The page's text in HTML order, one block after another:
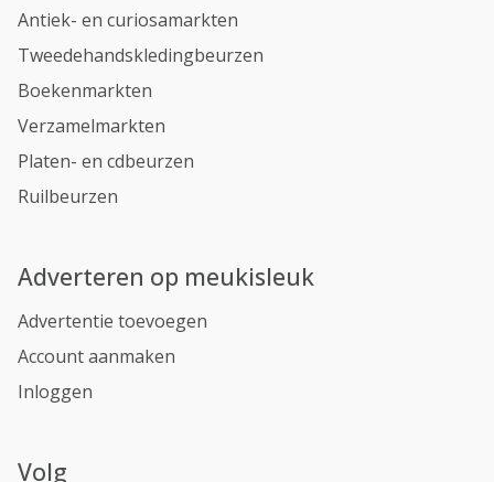
Antiek- en curiosamarkten
Tweedehandskledingbeurzen
Boekenmarkten
Verzamelmarkten
Platen- en cdbeurzen
Ruilbeurzen
Adverteren op meukisleuk
Advertentie toevoegen
Account aanmaken
Inloggen
Volg